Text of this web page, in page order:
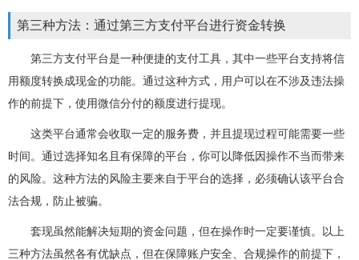
第三种方法：通过第三方支付平台进行资金转换
第三方支付平台是一种便捷的支付工具，其中一些平台支持将信
用额度转换成现金的功能。通过这种方式，用户可以在不涉及违法操
作的前提下，使用微信分付的额度进行提现。
这类平台通常会收取一定的服务费，并且提现过程可能需要一些
时间。通过选择知名且有保障的平台，你可以降低因操作不当而带来
的风险。这种方法的风险主要来自于平台的选择，必须确认该平台合
法合规，防止被骗。
套现虽然能解决短期的资金问题，但在操作时一定要谨慎。以上
三种方法虽然各有优缺点，但在保障账户安全、合规操作的前提下，